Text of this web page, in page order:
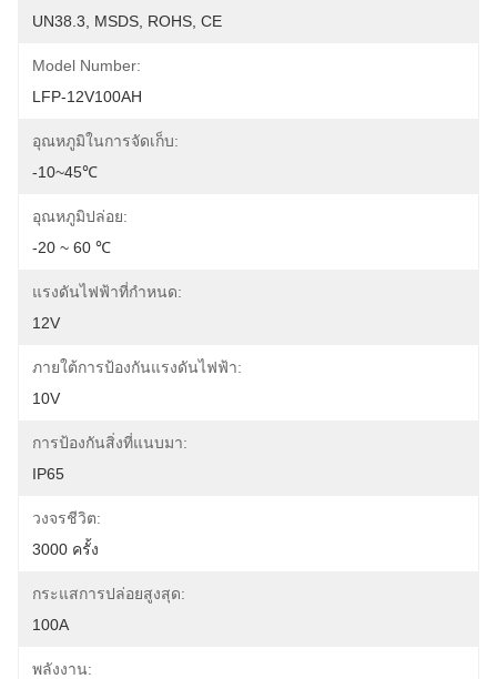
UN38.3, MSDS, ROHS, CE
Model Number:
LFP-12V100AH
อุณหภูมิในการจัดเก็บ:
-10~45℃
อุณหภูมิปล่อย:
-20 ~ 60 ℃
แรงดันไฟฟ้าที่กำหนด:
12V
ภายใต้การป้องกันแรงดันไฟฟ้า:
10V
การป้องกันสิ่งที่แนบมา:
IP65
วงจรชีวิต:
3000 ครั้ง
กระแสการปล่อยสูงสุด:
100A
พลังงาน: